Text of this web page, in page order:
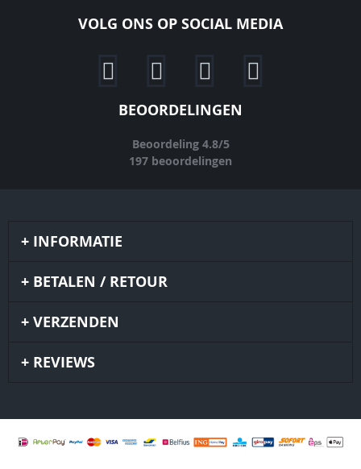
VOLG ONS OP SOCIAL MEDIA
BEOORDELINGEN
Beoordeling 4.8/5
197 beoordelingen
INFORMATIE
BETALEN / RETOUR
VERZENDEN
REVIEWS